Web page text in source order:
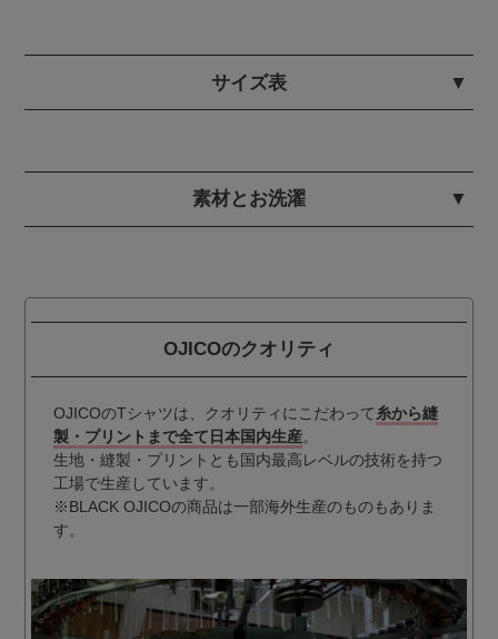
サイズ表
素材とお洗濯
OJICOのクオリティ
OJICOのTシャツは、クオリティにこだわって 糸から縫
製・プリントまで全て日本国内生産。
生地・縫製・プリントとも国内最高レベルの技術を持つ
工場で生産しています。
※BLACK OJICOの商品は一部海外生産のものもありま
す。